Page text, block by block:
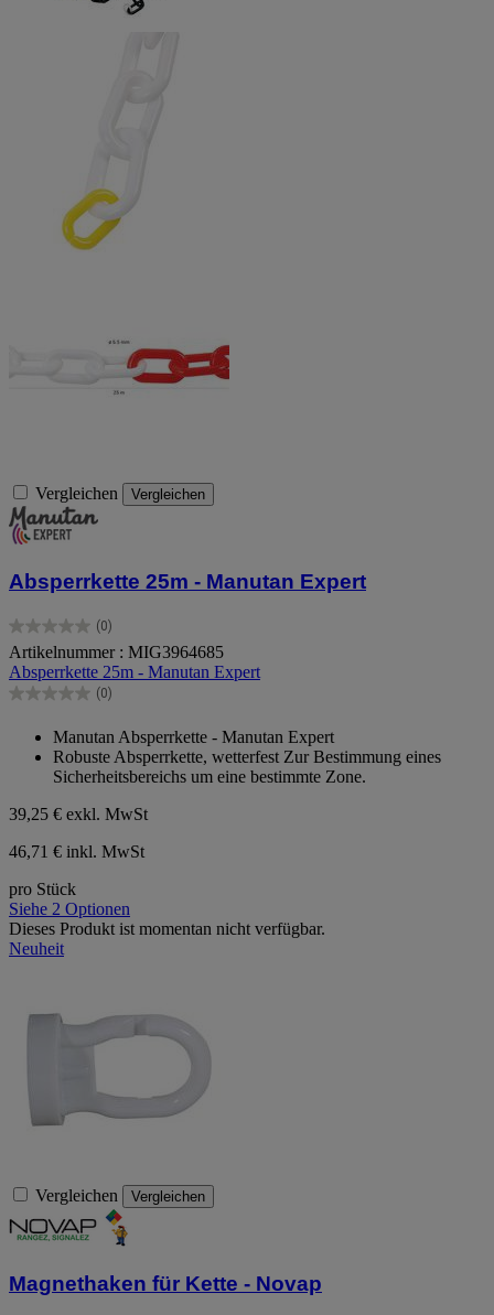
Vergleichen Vergleichen
Absperrkette 25m - Manutan Expert
(0)
0.0
von
5
Sternen.
Artikelnummer : MIG3964685
Absperrkette 25m - Manutan Expert
(0)
0.0
Sternen.
Manutan Absperrkette - Manutan Expert
Robuste Absperrkette, wetterfest Zur Bestimmung eines
Sicherheitsbereichs um eine bestimmte Zone.
39,25 € exkl. MwSt
46,71 € inkl. MwSt
pro Stück
Siehe 2 Optionen
Dieses Produkt ist momentan nicht verfügbar.
Neuheit
Vergleichen Vergleichen
Magnethaken für Kette - Novap